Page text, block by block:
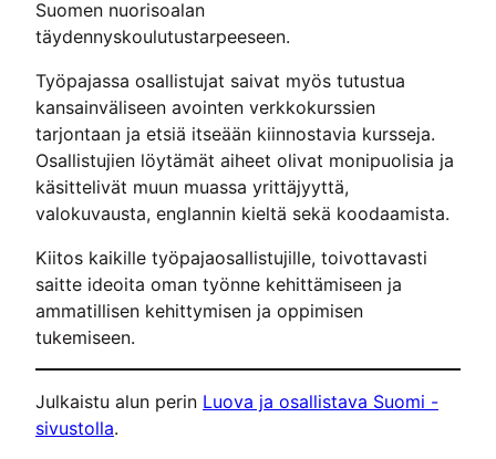
Suomen nuorisoalan
täydennyskoulutustarpeeseen.
Työpajassa osallistujat saivat myös tutustua
kansainväliseen avointen verkkokurssien
tarjontaan ja etsiä itseään kiinnostavia kursseja.
Osallistujien löytämät aiheet olivat monipuolisia ja
käsittelivät muun muassa yrittäjyyttä,
valokuvausta, englannin kieltä sekä koodaamista.
Kiitos kaikille työpajaosallistujille, toivottavasti
saitte ideoita oman työnne kehittämiseen ja
ammatillisen kehittymisen ja oppimisen
tukemiseen.
Julkaistu alun perin Luova ja osallistava Suomi -
sivustolla.